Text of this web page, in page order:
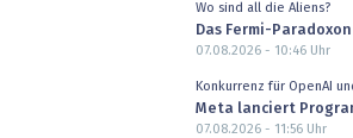
Wo sind all die Aliens?
Das Fermi-Paradoxon
07.08.2026 - 10:46Uhr
Konkurrenz für OpenAI
Meta lanciert
07.08.2026 - 11:56Uhr